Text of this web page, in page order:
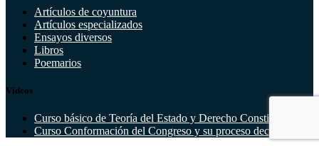
Artículos de coyuntura
Artículos especializados
Ensayos diversos
Libros
Poemarios
Vídeos
Curso básico de Teoría del Estado y Derecho Constitucional
Curso Conformación del Congreso y su proceso decisorio